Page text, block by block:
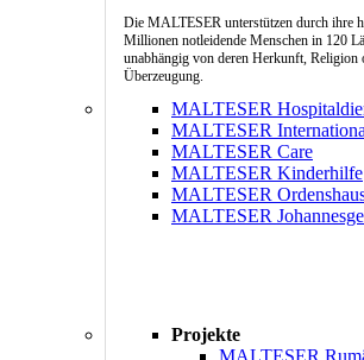
Die MALTESER unterstützen durch ihre
Millionen notleidende Menschen in 120
unabhängig von deren Herkunft, Religion
Überzeugung.
MALTESER
MALTESER
MALTESER Care
MALTESER Kinderhilfe
MALTESER
MALTESER
Projekte
MALTESER